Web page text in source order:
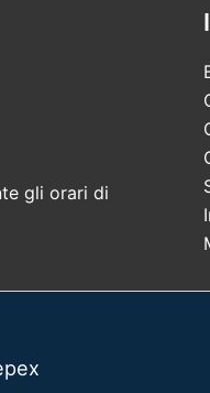
gli orari di